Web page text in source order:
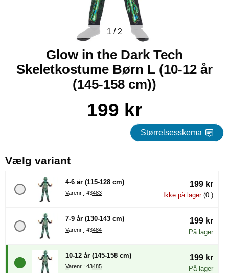
1 / 2
Glow in the Dark Tech
Skeletkostume Børn L (10-12 år
(145-158 cm))
Køb dette produkt Glow in the Dark Tech Skeletkostume Børn
pris
199 kr
Størrelsesskema
Vælg variant, (Valg af en ny radioknap vil
4-6 år (115-128 cm)
Varenr : 43483
199 kr
Ikke på lager(0 )
7-9 år (130-143 cm)
Varenr : 43484
199 kr
På lager
10-12 år (145-158 cm)
Varenr : 43485
199 kr
På lager